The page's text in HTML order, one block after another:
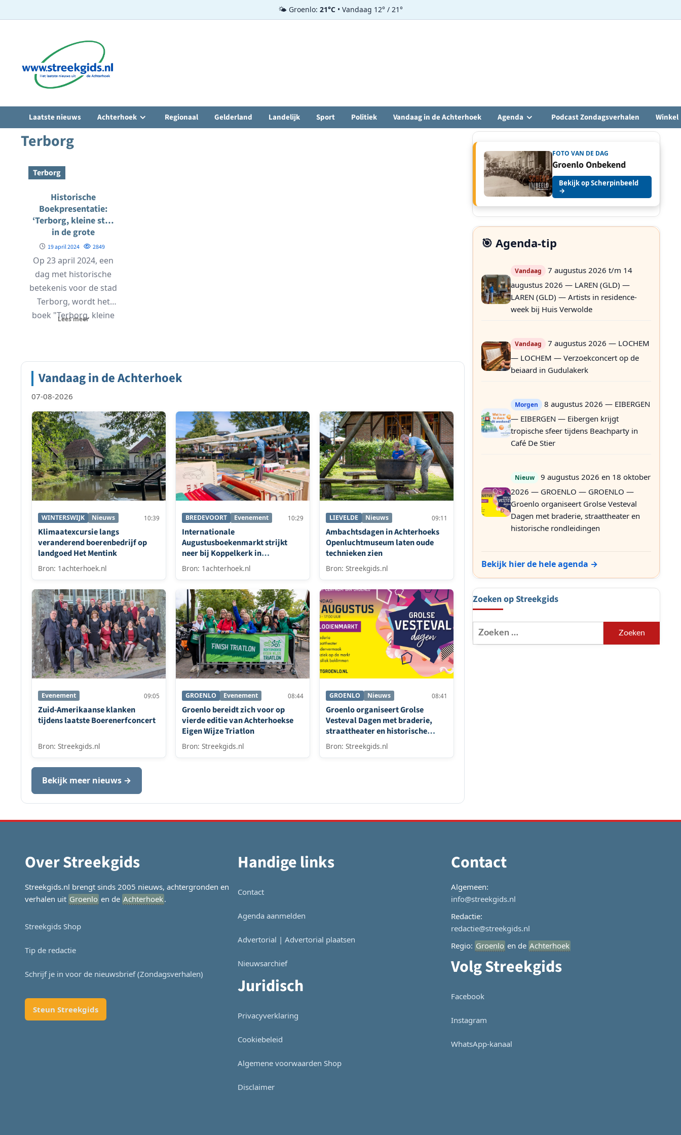
🌤️ Groenlo: 21°C • Vandaag 12° / 21°
inhoud
Laatste nieuws Achterhoek Regionaal Gelderland Landelijk Sport Politiek Vandaag in de Achterhoek Agenda Podcast Zondagsverhalen Winkel
Terborg
Terborg
Historische
Boekpresentatie:
‘Terborg, kleine stad
in de grote
geschiedenis'”
19 april 2024 2849
Op 23 april 2024, een
dag met historische
betekenis voor de stad
Terborg, wordt het
boek "Terborg, kleine
Lees meer
Vandaag in de Achterhoek
07-08-2026
WINTERSWIJK Nieuws 10:39
Klimaatexcursie langs
veranderend boerenbedrijf op
landgoed Het Mentink
Bron: 1achterhoek.nl
BREDEVOORT Evenement 10:29
Internationale
Augustusboekenmarkt strijkt
neer bij Koppelkerk in
Bredevoort
Bron: 1achterhoek.nl
LIEVELDE Nieuws 09:11
Ambachtsdagen in Achterhoeks
Openluchtmuseum laten oude
technieken zien
Bron: Streekgids.nl
Evenement 09:05
Zuid-Amerikaanse klanken
tijdens laatste Boerenerfconcert
Bron: Streekgids.nl
GROENLO Evenement 08:44
Groenlo bereidt zich voor op
vierde editie van Achterhoekse
Eigen Wijze Triatlon
Bron: Streekgids.nl
GROENLO Nieuws 08:41
Groenlo organiseert Grolse
Vesteval Dagen met braderie,
straattheater en historische
rondleidingen
Bron: Streekgids.nl
Bekijk meer nieuws →
FOTO VAN DE DAG
Groenlo Onbekend
Bekijk op Scherpinbeeld
→
🎯 Agenda-tip
Vandaag
7 augustus 2026 t/m 14
augustus 2026 — LAREN (GLD) —
LAREN (GLD) — Artists in residence-
week bij Huis Verwolde
Vandaag
7 augustus 2026 — LOCHEM
— LOCHEM — Verzoekconcert op de
beiaard in Gudulakerk
Morgen
8 augustus 2026 — EIBERGEN
— EIBERGEN — Eibergen krijgt
tropische sfeer tijdens Beachparty in
Café De Stier
Nieuw
9 augustus 2026 en 18 oktober
2026 — GROENLO — GROENLO —
Groenlo organiseert Grolse Vesteval
Dagen met braderie, straattheater en
historische rondleidingen
Bekijk hier de hele agenda →
Zoeken op Streekgids
Zoeken
naar:
Over Streekgids
Streekgids.nl brengt sinds 2005 nieuws, achtergronden en
verhalen uit Groenlo en de Achterhoek.
Streekgids Shop
Tip de redactie
Schrijf je in voor de nieuwsbrief (Zondagsverhalen)
Steun Streekgids
Handige links
Contact
Agenda aanmelden
Advertorial | Advertorial plaatsen
Nieuwsarchief
Juridisch
Privacyverklaring
Cookiebeleid
Algemene voorwaarden Shop
Disclaimer
Contact
Algemeen:
info@streekgids.nl
Redactie:
redactie@streekgids.nl
Regio: Groenlo en de Achterhoek
Volg Streekgids
Facebook
Instagram
WhatsApp-kanaal